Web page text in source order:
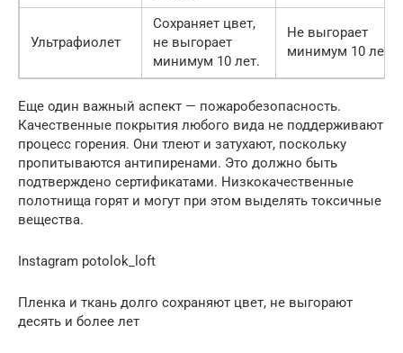
Ультрафиолет
Сохраняет цвет,
не выгорает
минимум 10 лет.
Не выгорает
минимум 10 лет.
Еще один важный аспект — пожаробезопасность.
Качественные покрытия любого вида не поддерживают
процесс горения. Они тлеют и затухают, поскольку
пропитываются антипиренами. Это должно быть
подтверждено сертификатами. Низкокачественные
полотнища горят и могут при этом выделять токсичные
вещества.
Instagram potolok_loft
Пленка и ткань долго сохраняют цвет, не выгорают
десять и более лет